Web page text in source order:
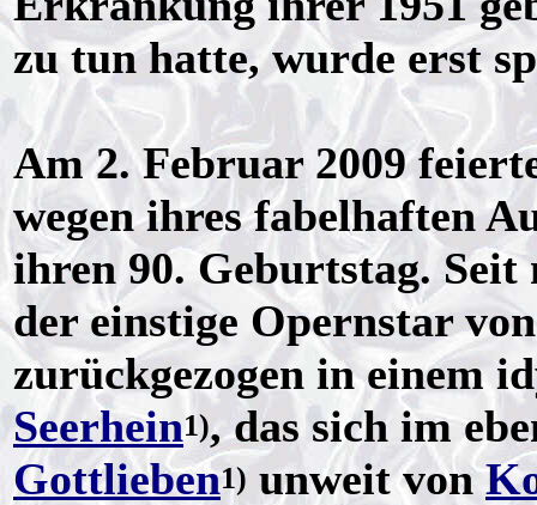
zu tun hatte, wurde erst
Am 2. Februar 2009
wegen ihres fabelhaften
ihren 90. Geburtstag.
der einstige Opernstar
zurückgezogen in einem
Seerhein1), das sich im
Gottlieben1) unweit von